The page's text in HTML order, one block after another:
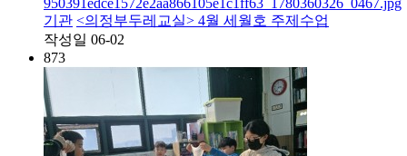
기관 <의정부두레교실> 4월 세월호 주제수업
작성일 06-02
873